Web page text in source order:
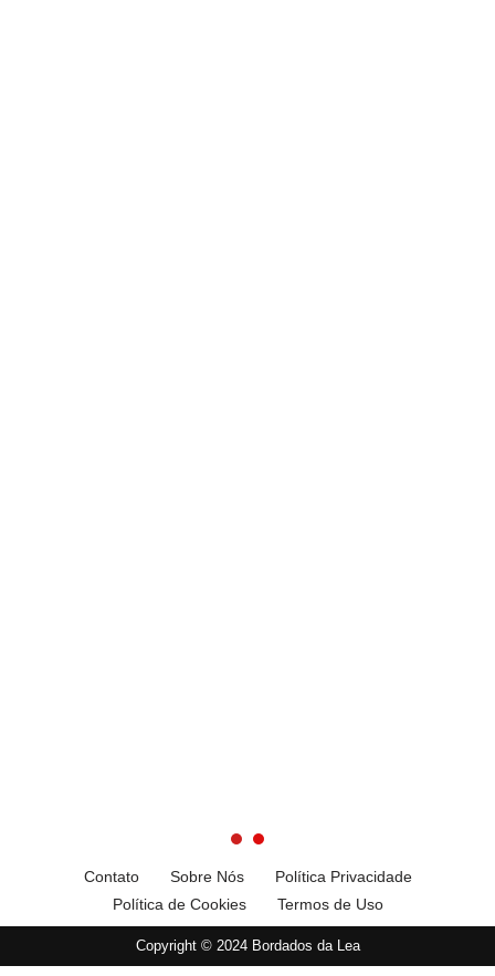
Contato Sobre Nós
Política Privacidade
Política de Cookies
Termos de Uso
Copyright © 2024 Bordados da Lea